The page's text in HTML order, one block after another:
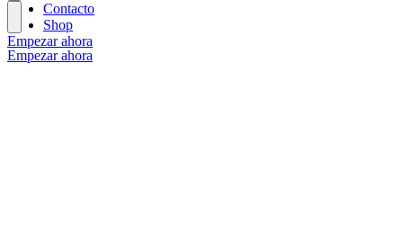
Empezar ahora
Contacto
Shop
Empezar ahora